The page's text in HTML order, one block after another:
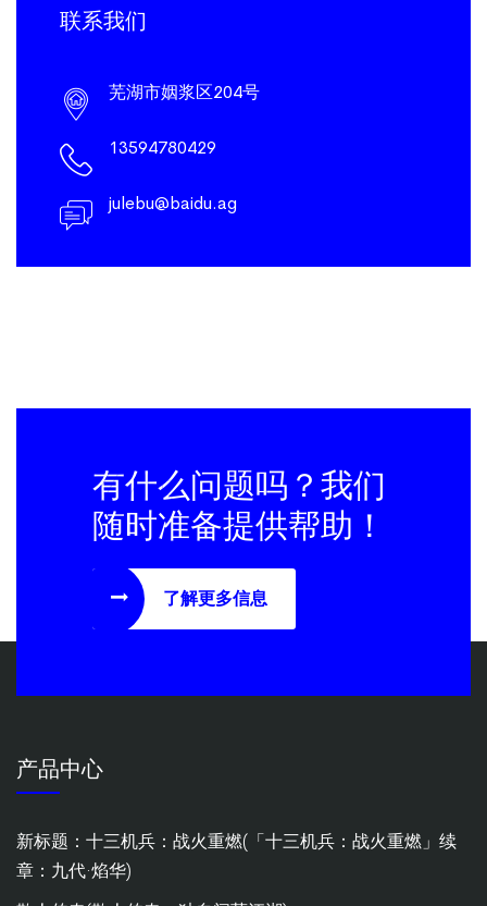
联系我们
芜湖市姻浆区204号
13594780429
julebu@baidu.ag
有什么问题吗？我们
随时准备提供帮助！
了解更多信息
产品中心
新标题：十三机兵：战火重燃(「十三机兵：战火重燃」续
章：九代·焰华)